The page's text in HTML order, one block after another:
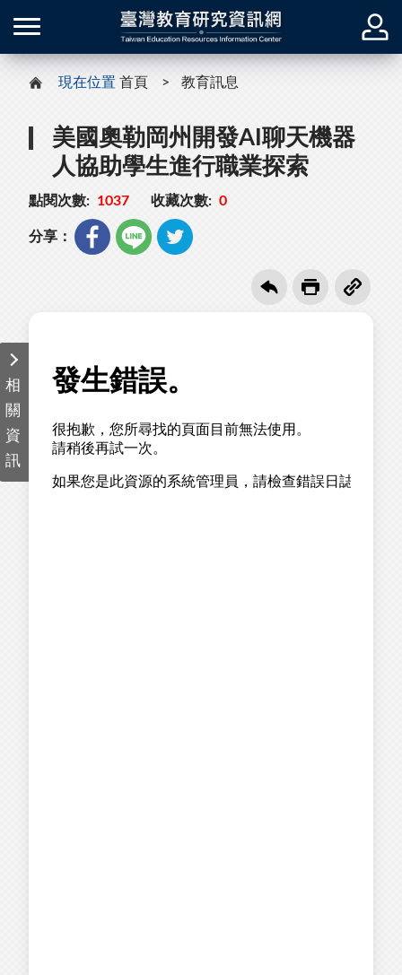
現在位置 首頁 教育訊息
美國奧勒岡州開發AI聊天機器
人協助學生進行職業探索
點閱次數: 1037 收藏次數: 0
分享：
相
關
資
訊